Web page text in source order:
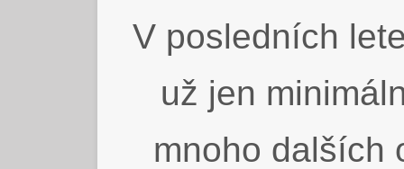
V posledních
už jen
mnoho dalších